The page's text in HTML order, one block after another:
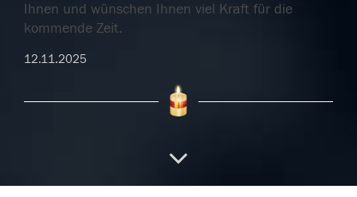
Ihnen und wünschen Ihnen viel Kraft für die
kommende Zeit.
12.11.2025
leuchten die Sterne der Erinnerung.✨🌻